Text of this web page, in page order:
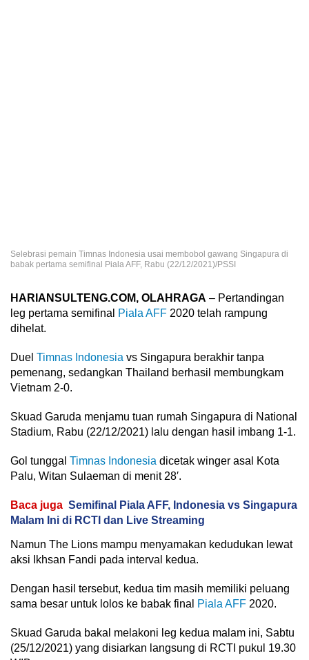
Selebrasi pemain Timnas Indonesia usai membobol gawang Singapura di
babak pertama semifinal Piala AFF, Rabu (22/12/2021)/PSSI
HARIANSULTENG.COM, OLAHRAGA – Pertandingan
leg pertama semifinal
Piala AFF 2020 telah rampung
dihelat.
Duel Timnas Indonesia vs Singapura berakhir tanpa
pemenang, sedangkan Thailand berhasil membungkam
Vietnam 2-0.
Skuad Garuda menjamu tuan rumah Singapura di National
Stadium, Rabu (22/12/2021) lalu dengan hasil imbang 1-1.
Gol tunggal Timnas Indonesia dicetak winger asal Kota
Palu, Witan Sulaeman di menit 28′.
Baca juga Semifinal Piala AFF, Indonesia vs Singapura
Malam Ini di RCTI dan Live Streaming
Namun The Lions mampu menyamakan kedudukan lewat
aksi Ikhsan Fandi pada interval kedua.
Dengan hasil tersebut, kedua tim masih memiliki peluang
sama besar untuk lolos ke babak final
Piala AFF 2020.
Skuad Garuda bakal melakoni leg kedua malam ini, Sabtu
(25/12/2021) yang disiarkan langsung di RCTI pukul 19.30